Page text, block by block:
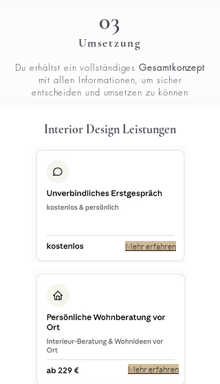
03
Umsetzung
Du erhältst ein vollständigesGesamtkonzept
mit allen Informationen, um sicher
entscheiden und umsetzen zu können
Interior Design Leistungen
Mehr erfahren
Mehr erfahren